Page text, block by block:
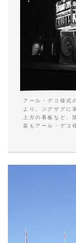
アール・デコ様
より。ジグザグに
上方の看板など、
装もアール・デコ